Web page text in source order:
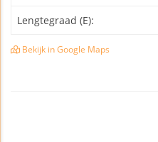
Lengtegraad (E):
Bekijk in Google Maps